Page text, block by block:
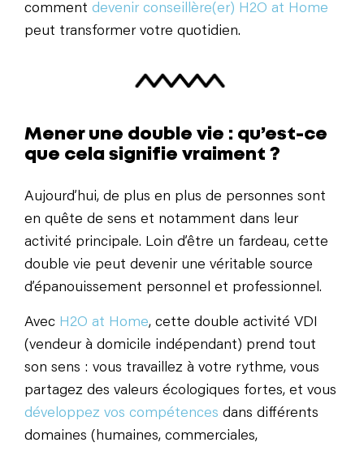
comment devenir conseillère(er) H2O at Home
peut transformer votre quotidien.
Mener une double vie : qu’est-ce
que cela signifie vraiment ?
Aujourd’hui, de plus en plus de personnes sont
en quête de sens et notamment dans leur
activité principale. Loin d’être un fardeau, cette
double vie peut devenir une véritable source
d’épanouissement personnel et professionnel.
Avec H2O at Home, cette double activité VDI
(vendeur à domicile indépendant) prend tout
son sens : vous travaillez à votre rythme, vous
partagez des valeurs écologiques fortes, et vous
développez vos compétences dans différents
domaines (humaines, commerciales,